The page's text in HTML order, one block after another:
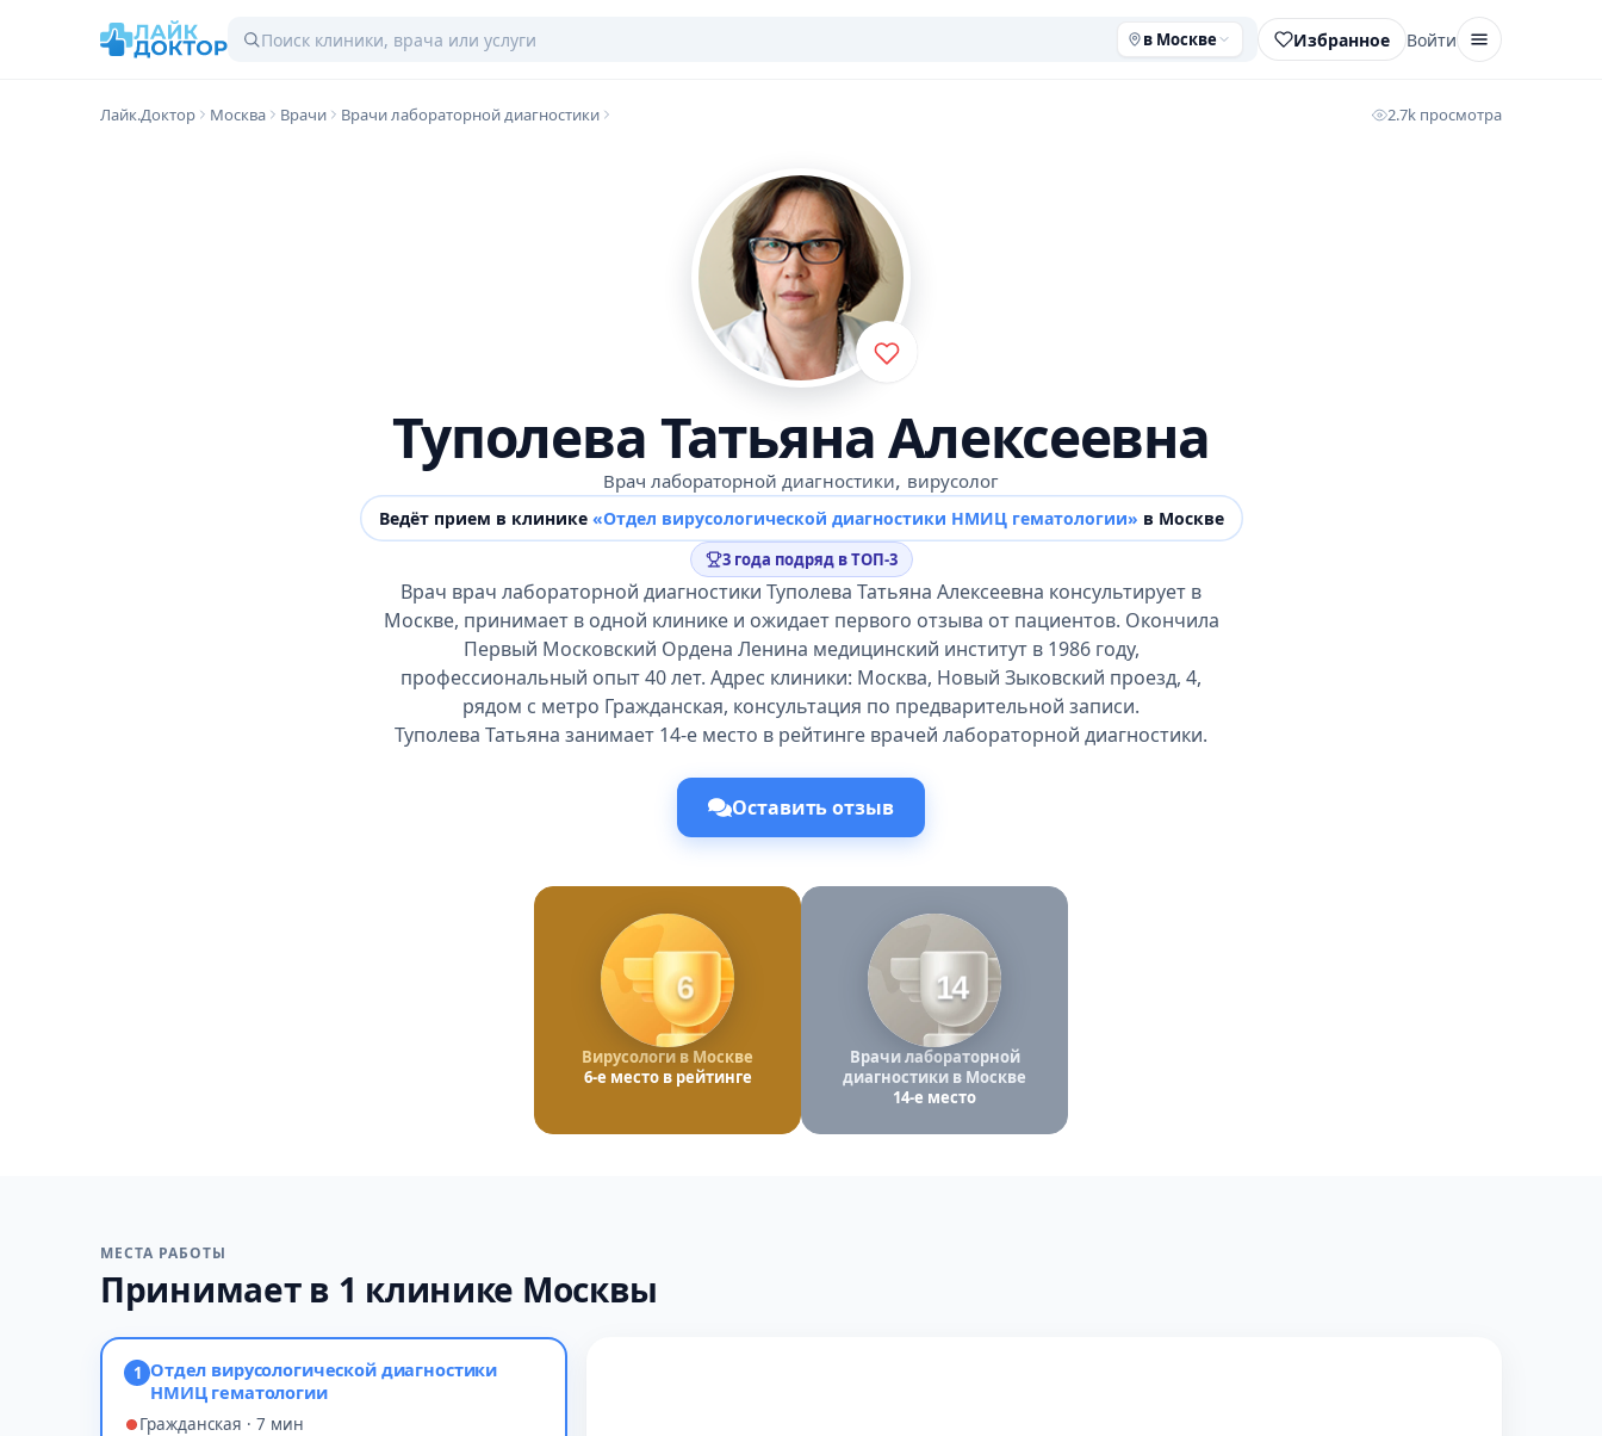
в Москве Избранное Войти
Лайк.Доктор Москва Врачи Врачи лабораторной диагностики 2.7k просмотра
Туполева Татьяна Алексеевна
Врач лабораторной диагностики, вирусолог
Ведёт прием в клинике «Отдел вирусологической диагностики НМИЦ гематологии» в Москве
3 года подряд в ТОП-3
Врач врач лабораторной диагностики Туполева Татьяна Алексеевна консультирует в
Москве, принимает в одной клинике и ожидает первого отзыва от пациентов. Окончила
Первый Московский Ордена Ленина медицинский институт в 1986 году,
профессиональный опыт 40 лет. Адрес клиники: Москва, Новый Зыковский проезд, 4,
рядом с метро Гражданская, консультация по предварительной записи.
Туполева Татьяна занимает 14-е место в рейтинге врачей лабораторной диагностики.
Оставить отзыв
6
Вирусологи в Москве
6-е место в рейтинге
14
Врачи лабораторной
диагностики в Москве
14-е место
МЕСТА РАБОТЫ
Принимает в 1 клинике Москвы
1 Отдел вирусологической диагностики
НМИЦ гематологии
Гражданская · 7 мин